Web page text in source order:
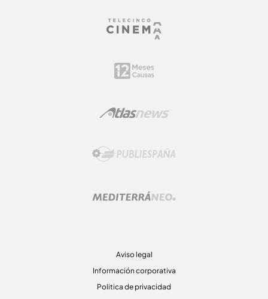
Aviso legal
Información corporativa
Politica de privacidad